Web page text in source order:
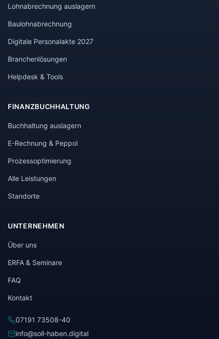
Lohnabrechnung auslagern
Baulohnabrechnung
Digitale Personalakte 2027
Branchenlösungen
Helpdesk & Tools
FINANZBUCHHALTUNG
Buchhaltung auslagern
E-Rechnung & Peppol
Prozessoptimierung
Alle Leistungen
Standorte
UNTERNEHMEN
Über uns
ERFA & Seminare
FAQ
Kontakt
07191 73508-40
info@soll-haben.digital